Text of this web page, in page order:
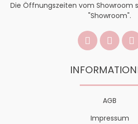
Die Öffnungszeiten vom Showroom
"Showroom".
AGB
Impressum